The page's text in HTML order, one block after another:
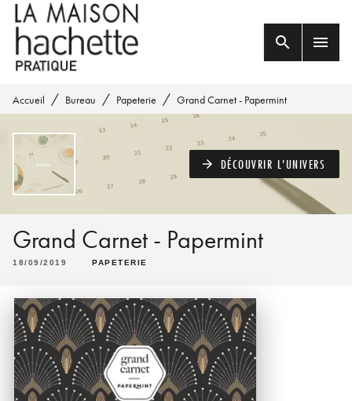
MENU RECHERCHE
PIED DE PAGE
search menu
Accueil / Bureau / Papeterie / Grand Carnet - Papermint
arrow_forward DÉCOUVRIR L'UNIVERS
Grand Carnet - Papermint
18/09/2019 PAPETERIE